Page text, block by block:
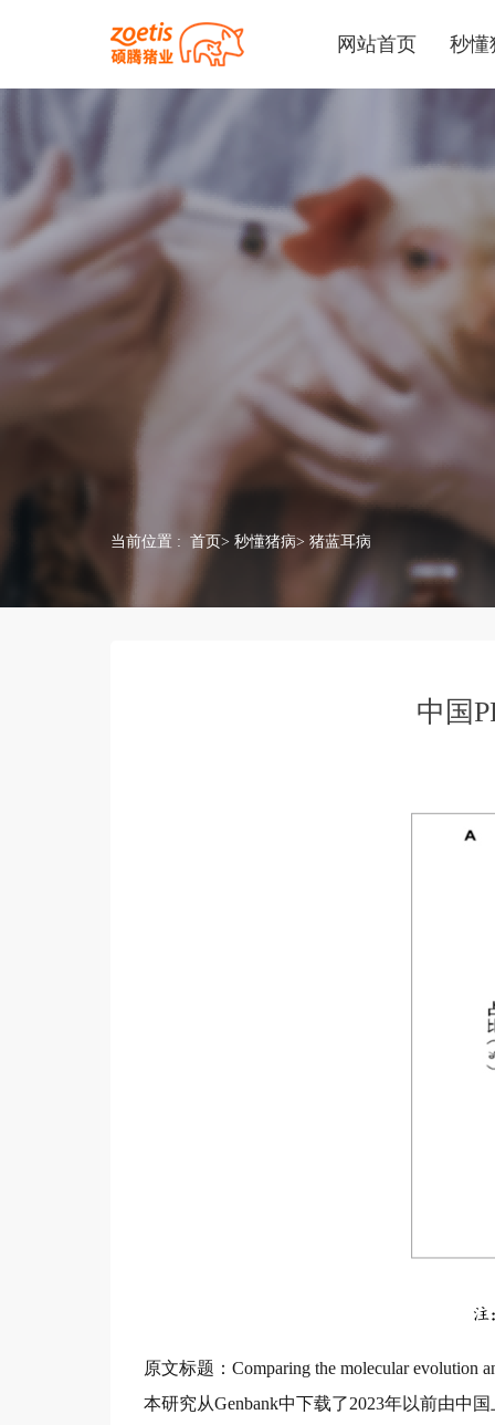
网站首页 秒懂
当前位置 : 首页> 秒懂猪病> 猪蓝耳病
中国
原文标题：Comparing the molecular evolution
本研究从Genbank中下载了2023年以前由中